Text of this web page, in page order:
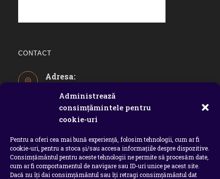
Administrează
consimțămintele pentru
cookie-uri
Pentru a oferi cea mai bună experiență, folosim tehnologii, cum ar fi
cookie-uri, pentru a stoca și/sau accesa informațiile despre dispozitive.
Consimțământul pentru aceste tehnologii ne permite să procesăm date,
cum ar fi comportamentul de navigare sau ID-uri unice pe acest site.
Dacă nu îți dai consimțământul sau îți retragi consimțământul dat
CONTACT
Adresa:
Târgoviște, Dâmbovița
Tel / WhatsApp:
0770 726 797
Opens
in
your
application
Email:
chindiamedia2020 ( at ) gmail.comOpens
in
your
ETICHETE